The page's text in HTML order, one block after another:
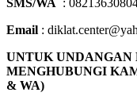
Email :
UNTUK
MENGHUBUNGI
& WA)